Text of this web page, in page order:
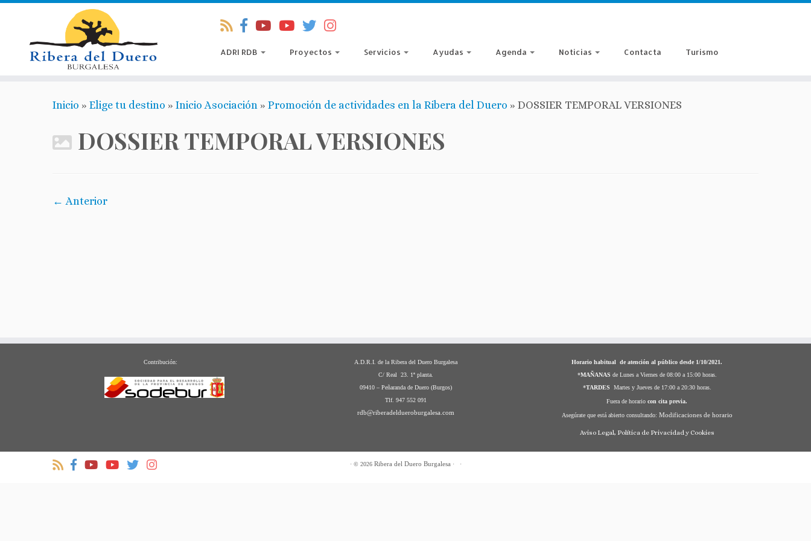
ADRI RDB Proyectos Servicios Ayudas Agenda Noticias Contacta Turismo
Inicio » Elige tu destino » Inicio Asociación » Promoción de actividades en la Ribera del Duero » DOSSIER TEMPORAL VERSIONES
DOSSIER TEMPORAL VERSIONES
← Anterior
Contribución:
A.D.R.I. de la Ribera del Duero Burgalesa
C/ Real 23. 1ª planta.
09410 – Peñaranda de Duero (Burgos)
Tlf. 947 552 091
rdb@riberadeldueroburgalesa.com
Horario habitual de atención al público desde 1/10/2021.
*MAÑANAS de Lunes a Viernes de 08:00 a 15:00 horas.
*TARDES Martes y Jueves de 17:00 a 20:30 horas.
Fuera de horario con cita previa.
Asegúrate que está abierto consultando: Modificaciones de horario
Aviso Legal, Política de Privacidad y Cookies
· © 2026 Ribera del Duero Burgalesa· ·